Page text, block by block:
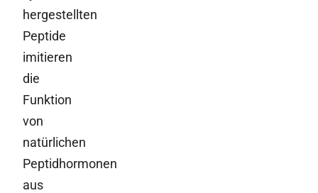
hergestellten
Peptide
imitieren
die
Funktion
von
natürlichen
Peptidhormonen
aus